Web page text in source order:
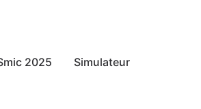
2025 Simulateur